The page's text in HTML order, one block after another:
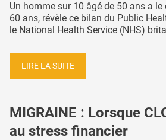
Un homme sur 10 âgé de 50 ans a
60 ans, révèle ce bilan du Public
le National Health Service (NHS)
LIRE LA SUITE
MIGRAINE : Lorsque
au stress financier